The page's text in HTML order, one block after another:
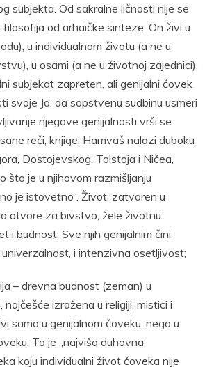
subjekta. Od sakralne ličnosti nije se
filosofija od arhaičke sinteze. On živi u
u individualnom životu (a ne u
u osami (a ne u životnoj zajednici).
subjekat zapreten, ali genijalni čovek
svoje Ja, da sopstvenu sudbinu usmeri
njegove genijalnosti vrši se
reči, knjige. Hamvaš nalazi duboku
Dostojevskog, Tolstoja i Ničea,
što je u njihovom razmišljanju
je istovetno“. Život, zatvoren u
otvore za bivstvo, žele životnu
i budnost. Sve njih genijalnim čini
i intenzivna osetljivost;
– drevna budnost (zeman) u
najčešće izražena u religiji, mistici i
samo u genijalnom čoveku, nego u
To je „najviša duhovna
koju individualni život čoveka nije